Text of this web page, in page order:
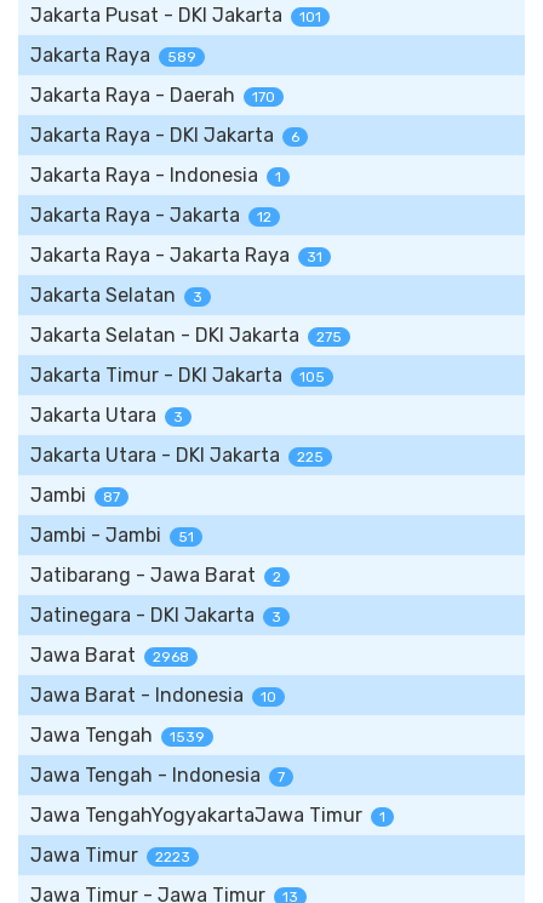
Jakarta Pusat - DKI Jakarta 101
Jakarta Raya 589
Jakarta Raya - Daerah 170
Jakarta Raya - DKI Jakarta 6
Jakarta Raya - Indonesia 1
Jakarta Raya - Jakarta 12
Jakarta Raya - Jakarta Raya 31
Jakarta Selatan 3
Jakarta Selatan - DKI Jakarta 275
Jakarta Timur - DKI Jakarta 105
Jakarta Utara 3
Jakarta Utara - DKI Jakarta 225
Jambi 87
Jambi - Jambi 51
Jatibarang - Jawa Barat 2
Jatinegara - DKI Jakarta 3
Jawa Barat 2968
Jawa Barat - Indonesia 10
Jawa Tengah 1539
Jawa Tengah - Indonesia 7
Jawa TengahYogyakartaJawa Timur 1
Jawa Timur 2223
Jawa Timur - Jawa Timur 13